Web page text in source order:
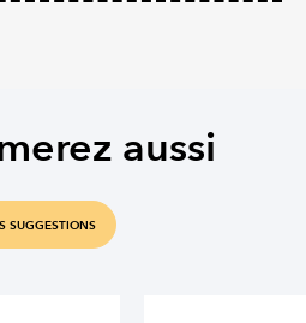
aussi
SUGGESTIONS